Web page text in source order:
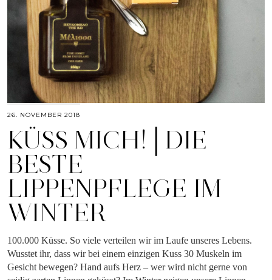
26. NOVEMBER 2018
KÜSS MICH!│DIE
BESTE
LIPPENPFLEGE IM
WINTER
100.000 Küsse. So viele verteilen wir im Laufe unseres Lebens.
Wusstet ihr, dass wir bei einem einzigen Kuss 30 Muskeln im
Gesicht bewegen? Hand aufs Herz – wer wird nicht gerne von